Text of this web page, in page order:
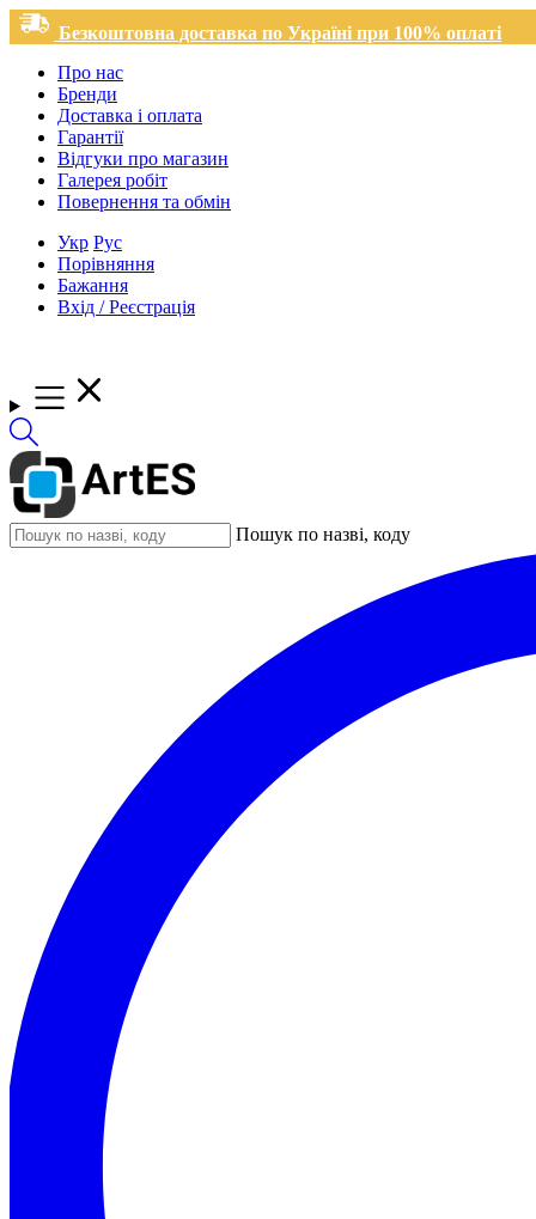
Безкоштовна доставка по Україні при 100% оплаті
Про нас
Бренди
Доставка і оплата
Гарантії
Відгуки про магазин
Галерея робіт
Повернення та обмін
Укр Рус
Порівняння
Бажання
Вхід / Реєстрація
Пошук по назві, коду